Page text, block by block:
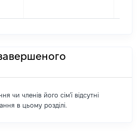
чи членів його сім'ї відсутні
в цьому розділі.